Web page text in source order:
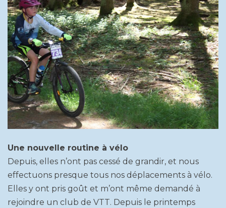
Une nouvelle routine à vélo
Depuis, elles n’ont pas cessé de grandir, et nous
effectuons presque tous nos déplacements à vélo.
Elles y ont pris goût et m’ont même demandé à
rejoindre un club de VTT. Depuis le printemps